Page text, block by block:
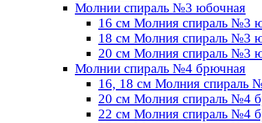
Молнии спираль №3 юбочная
16 см Молния спираль №3
18 см Молния спираль №3
20 см Молния спираль №3
Молнии спираль №4 брючная
16, 18 см Молния спираль
20 см Молния спираль №4
22 см Молния спираль №4